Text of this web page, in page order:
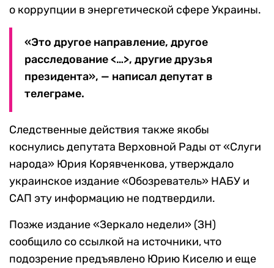
о коррупции в энергетической сфере Украины.
«Это другое направление, другое
расследование <…>, другие друзья
президента», — написал депутат в
телеграме.
Следственные действия также якобы
коснулись депутата Верховной Рады от «Слуги
народа» Юрия Корявченкова, утверждало
украинское издание «Обозреватель» НАБУ и
САП эту информацию не подтвердили.
Позже издание «Зеркало недели» (ЗН)
сообщило со ссылкой на источники, что
подозрение предъявлено Юрию Киселю и еще